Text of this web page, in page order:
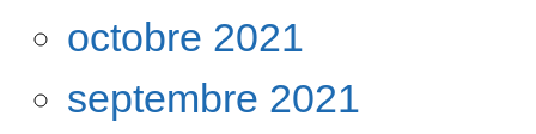
octobre 2021
septembre 2021